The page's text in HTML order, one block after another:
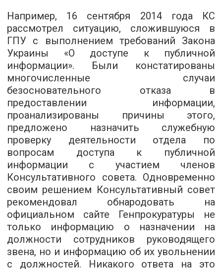
Например, 16 сентября 2014 годаКС
рассмотрел ситуацию, сложившуюся в
ГПУ с выполнением требований Закона
Украины «О доступе к публичной
информации». Были констатированы
многочисленные случаи
безосновательного отказа в
предоставлении информации,
проанализированы причины этого,
предложено назначить служебную
проверку деятельности отдела по
вопросам доступа к публичной
информации с участием членов
Консультативного совета. Одновременно
своим решением Консультативный совет
рекомендовал обнародовать на
официальном сайте Генпрокуратуры не
только информацию о назначении на
должности сотрудников руководящего
звена, но и информацию об их увольнении
с должностей. Никакого ответа на это